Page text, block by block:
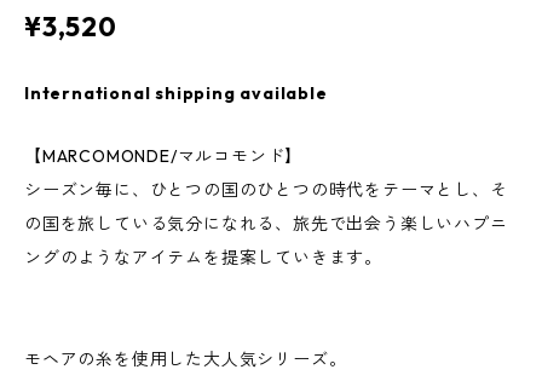
¥3,520
International shipping available
【MARCOMONDE/マルコモンド】
シーズン毎に、ひとつの国のひとつの時代をテーマとし、そ
の国を旅している気分になれる、旅先で出会う楽しいハプニ
ングのようなアイテムを提案していきます。
モヘアの糸を使用した大人気シリーズ。